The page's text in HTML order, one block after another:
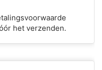
het verzenden.